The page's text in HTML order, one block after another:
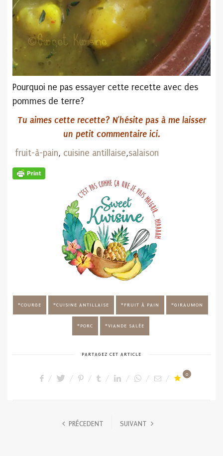
Pourquoi ne pas essayer cette recette avec des
pommes de terre?
Tu aimes cette recette? N’hésite pas à me laisser
un petit commentaire ici.
fruit-à-pain, cuisine antillaise,salaison
COURGE CUISINE ANTILLAISE FRUIT À PAIN GIRAUMON
PORC VIANDE SALÉE
PARTAGEZ CET ARTICLE
0
PRÉCEDENT SUIVANT